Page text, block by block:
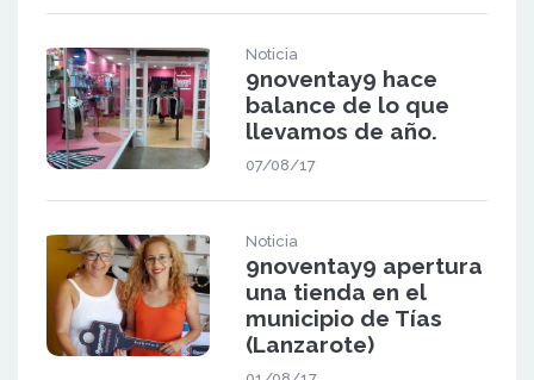
Noticia
9noventay9 hace
balance de lo que
llevamos de año.
07/08/17
Noticia
9noventay9 apertura
una tienda en el
municipio de Tías
(Lanzarote)